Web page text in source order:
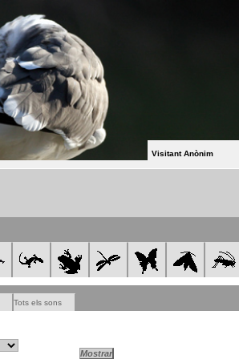
Visitant Anònim
Tots els sons